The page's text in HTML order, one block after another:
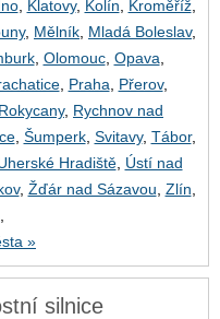
, Klatovy, Kolín Kroměříž,
, Mělník Mladá Boleslav,
, Olomouc, Opava
, Praha Přerov,
Rokycany, Rychnov nad
, Šumperk, Svitavy, Tábor,
Hradiště, Ústí nad
, Žďár nad Sázavou Zlín
»
silnice